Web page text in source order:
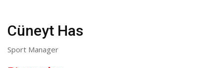
Cüneyt Has
Sport Manager